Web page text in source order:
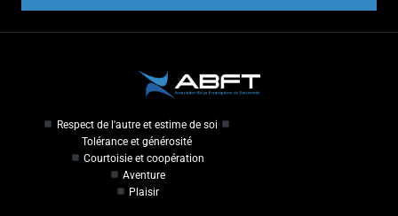
Respect de l'autre et estime de soi
Tolérance et générosité
Courtoisie et coopération
Aventure
Plaisir